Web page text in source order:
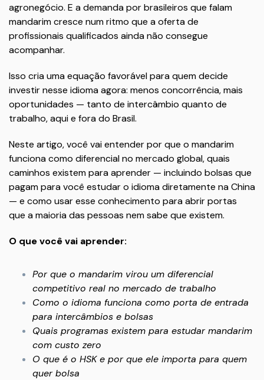
agronegócio. E a demanda por brasileiros que falam
mandarim cresce num ritmo que a oferta de
profissionais qualificados ainda não consegue
acompanhar.
Isso cria uma equação favorável para quem decide
investir nesse idioma agora: menos concorrência, mais
oportunidades — tanto de intercâmbio quanto de
trabalho, aqui e fora do Brasil.
Neste artigo, você vai entender por que o mandarim
funciona como diferencial no mercado global, quais
caminhos existem para aprender — incluindo bolsas que
pagam para você estudar o idioma diretamente na China
— e como usar esse conhecimento para abrir portas
que a maioria das pessoas nem sabe que existem.
O que você vai aprender:
Por que o mandarim virou um diferencial
competitivo real no mercado de trabalho
Como o idioma funciona como porta de entrada
para intercâmbios e bolsas
Quais programas existem para estudar mandarim
com custo zero
O que é o HSK e por que ele importa para quem
quer bolsa